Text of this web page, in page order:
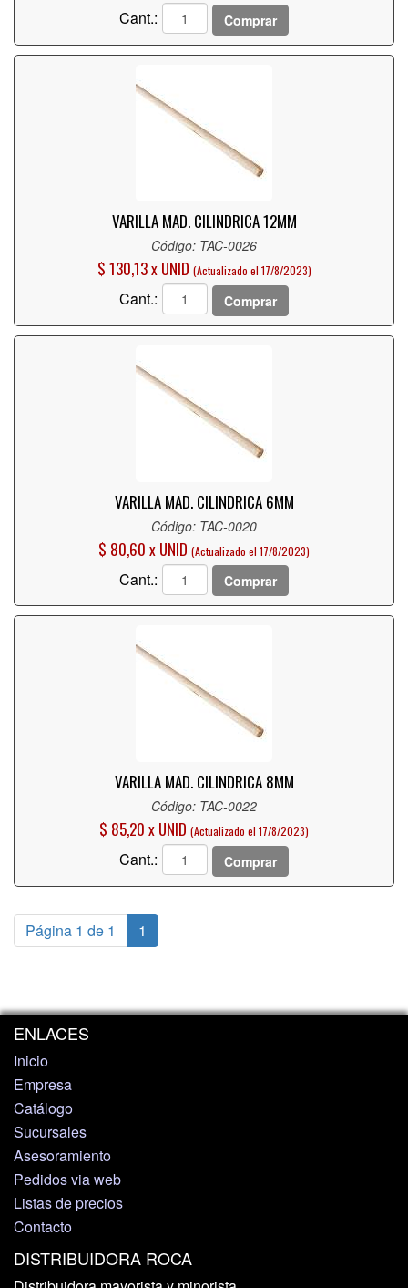
Cant.: Comprar
VARILLA MAD. CILINDRICA 12MM
Código: TAC-0026
$ 130,13 x UNID (Actualizado el 17/8/2023)
Cant.: Comprar
VARILLA MAD. CILINDRICA 6MM
Código: TAC-0020
$ 80,60 x UNID (Actualizado el 17/8/2023)
Cant.: Comprar
VARILLA MAD. CILINDRICA 8MM
Código: TAC-0022
$ 85,20 x UNID (Actualizado el 17/8/2023)
Cant.: Comprar
Página 1 de 1 1
ENLACES
Inicio
Empresa
Catálogo
Sucursales
Asesoramiento
Pedidos via web
Listas de precios
Contacto
DISTRIBUIDORA ROCA